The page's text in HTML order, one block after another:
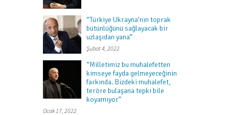
“Türkiye Ukrayna’nın toprak
bütünlüğünü sağlayacak bir
uzlaşıdan yana”
Şubat 4, 2022
“Milletimiz bu muhalefetten
kimseye fayda gelmeyeceğinin
farkında. Bizdeki muhalefet,
teröre bulaşana tepki bile
koyamıyor”
Ocak 17, 2022